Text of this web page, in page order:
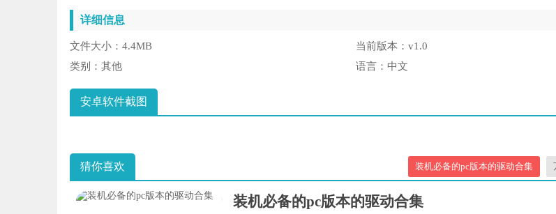
详细信息
文件大小： 4.4MB 当前版本： v1.0
类别： 其他 语言： 中文
安卓软件截图
猜你喜欢 装机必备的pc版本的驱动合集
装机必备的pc版本的驱动合集